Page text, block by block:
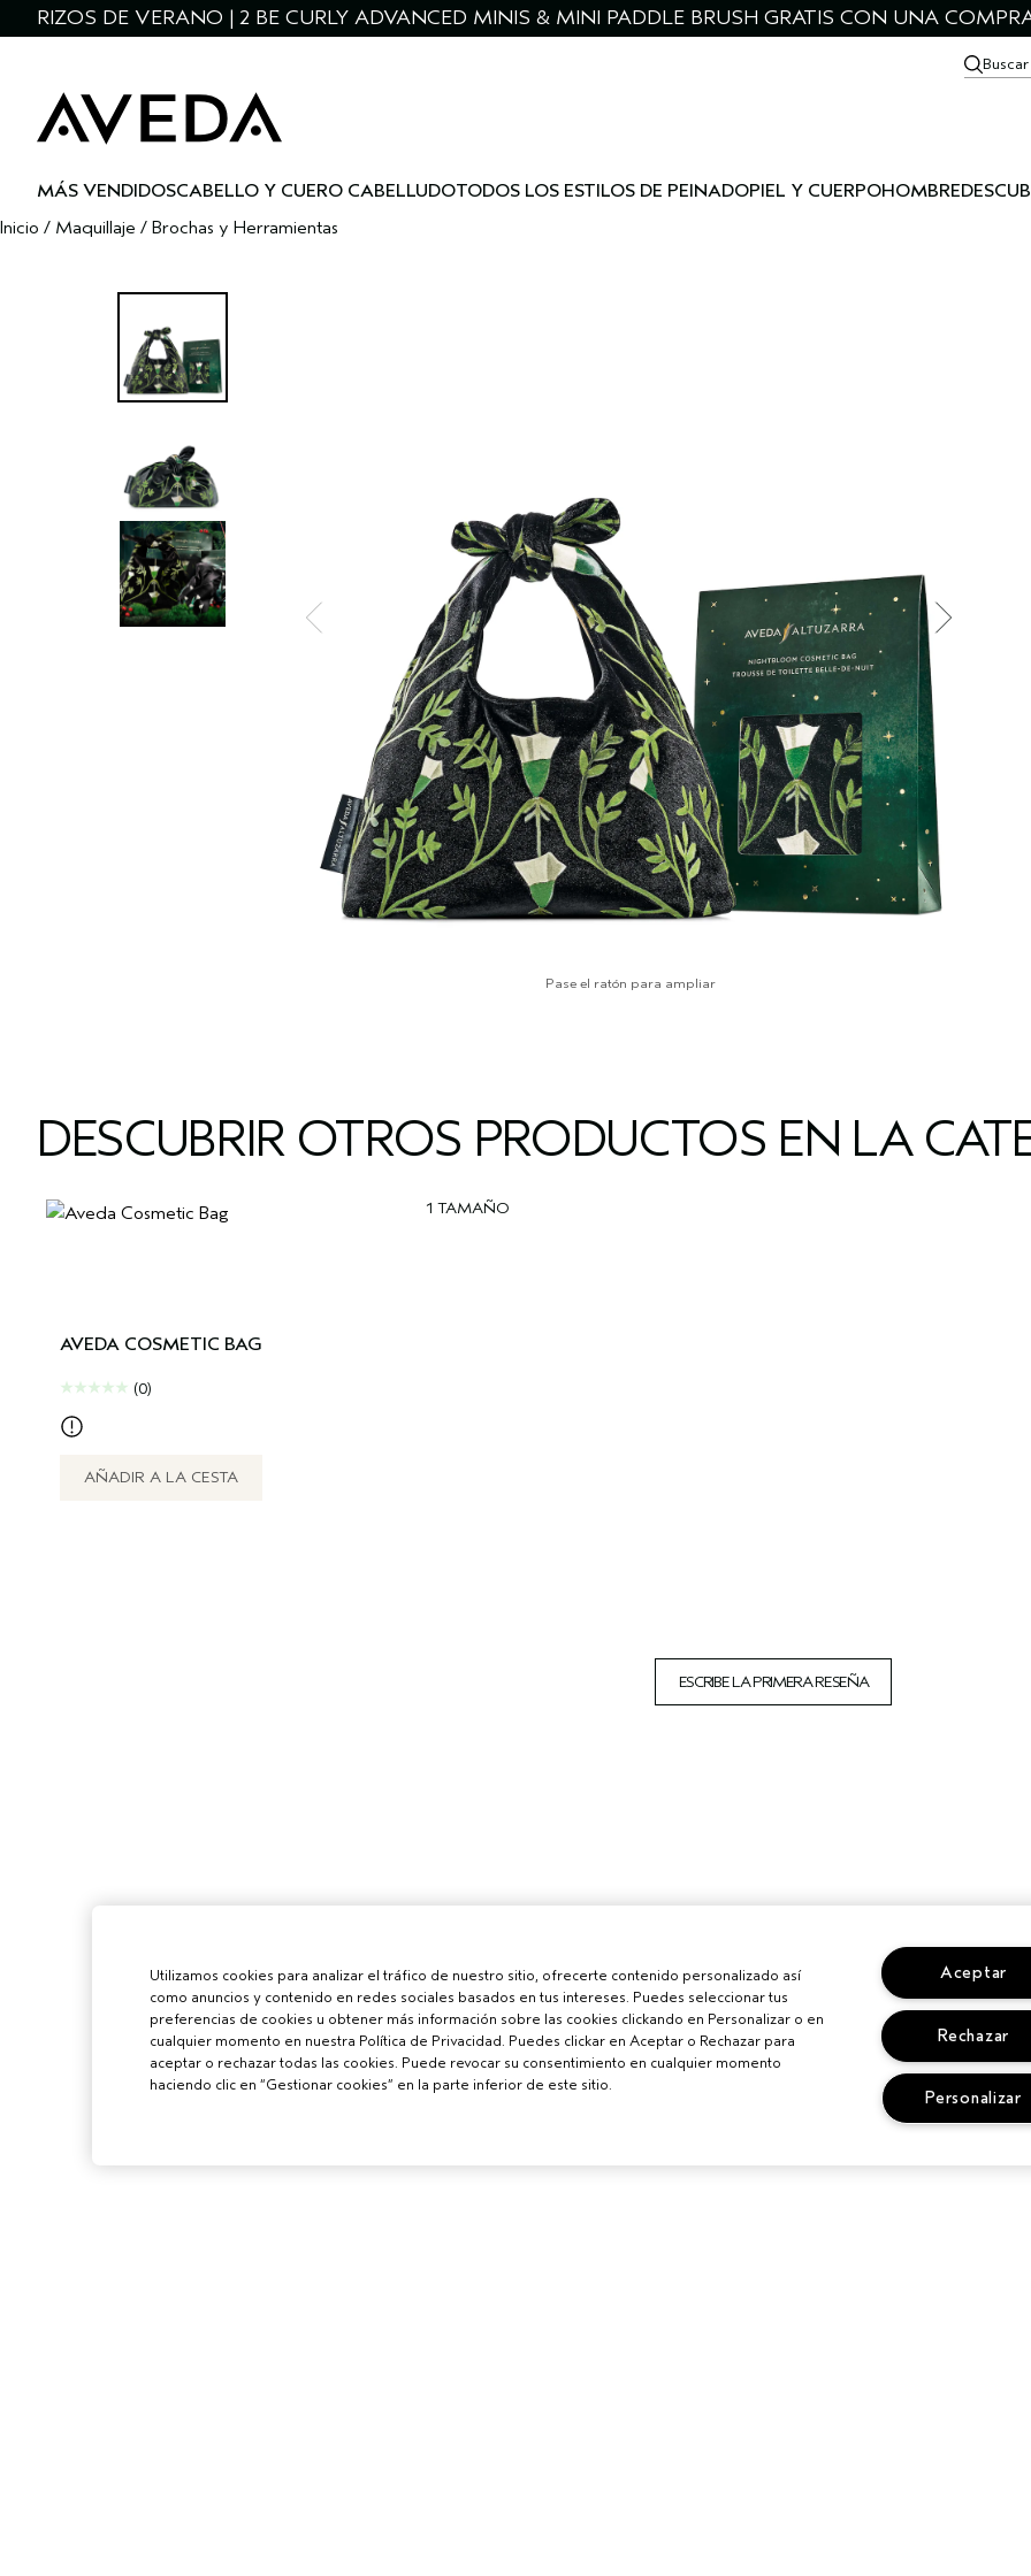
RIZOS DE VERANO | 2 BE CURLY ADVANCED MINIS & MINI PADDLE BRUSH GRATIS CON UNA
Buscar
MÁS VENDIDOSCABELLO Y CUERO CABELLUDOTODOS LOS ESTILOS DE PEINADOPIEL Y CUERPOHOMBRE
Inicio / Maquillaje / Brochas y Herramientas
Pase el ratón para ampliar
DESCUBRIR OTROS PRODUCTOS EN LA
1 TAMAÑO
AVEDA COSMETIC BAG
(0)
AÑADIR A LA CESTA
ESCRIBE LA PRIMERA RESEÑA
Utilizamos cookies para analizar el tráfico de nuestro sitio, ofrecerte contenido personalizado así
como anuncios y contenido en redes sociales basados en tus intereses. Puedes seleccionar tus
preferencias de cookies u obtener más información sobre las cookies clickando en Personalizar o en
cualquier momento en nuestra Política de Privacidad. Puedes clickar en Aceptar o Rechazar para
aceptar o rechazar todas las cookies. Puede revocar su consentimiento en cualquier momento
haciendo clic en “Gestionar cookies” en la parte inferior de este sitio.
Aceptar
Rechazar
Personalizar